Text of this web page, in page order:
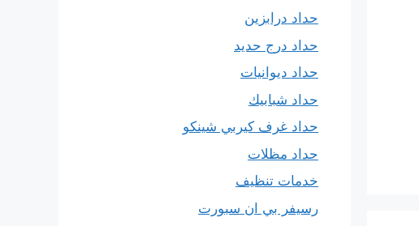
حداد درابزين
حداد درج حديد
حداد ديوانيات
حداد شبابيك
حداد غرف كيربي شينكو
حداد مظلات
خدمات تنظيف
رسيفر بي ان سبورت